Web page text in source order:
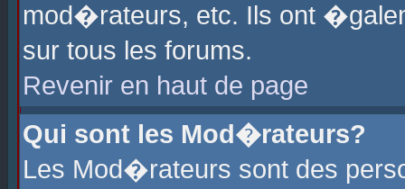
mod�rateurs, etc. Ils ont
sur tous les forums.
Revenir en haut de page
Qui sont les Mod�rateurs?
Les Mod�rateurs sont des